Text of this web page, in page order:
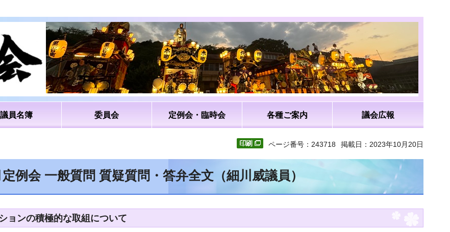
議員名簿 委員会 定例会・臨時会 各種ご案内 議会広報
ページ番号：243718 掲載日：2023年10月20日
例会 一般質問 質疑質問・答弁全文（細川威議員）
ョンの積極的な取組について